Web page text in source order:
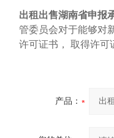
出租出售湖南省申报
管委员会对于能够对
许可证书， 取得许可
产品：